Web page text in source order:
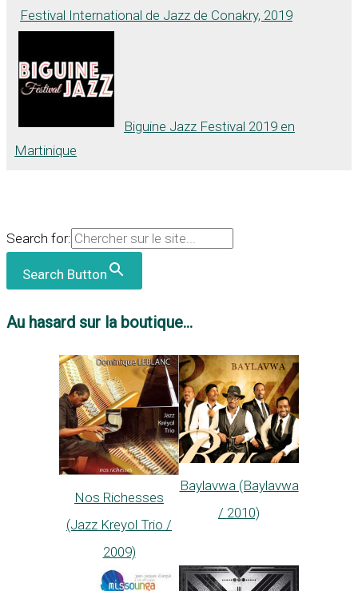
Festival International de Jazz de Conakry, 2019
Biguine Jazz Festival 2019 en
Martinique
Search for:
Search Button
Au hasard sur la boutique...
Nos Richesses
(Jazz Kreyol Trio /
2009)
Baylavwa (Baylavwa
/ 2010)